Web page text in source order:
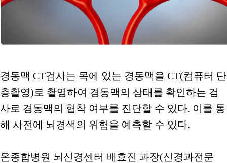
경동맥 CT검사는 목에 있는 경동맥을 CT(컴퓨터 단
층촬영)로 촬영하여 경동맥의 상태를 확인하는 검
사로 경동맥의 협착 여부를 진단할 수 있다. 이를 통
해 사전에 뇌경색의 위험을 예측할 수 있다.
온종합병원 뇌신경센터 배효진 과장(신경과전문